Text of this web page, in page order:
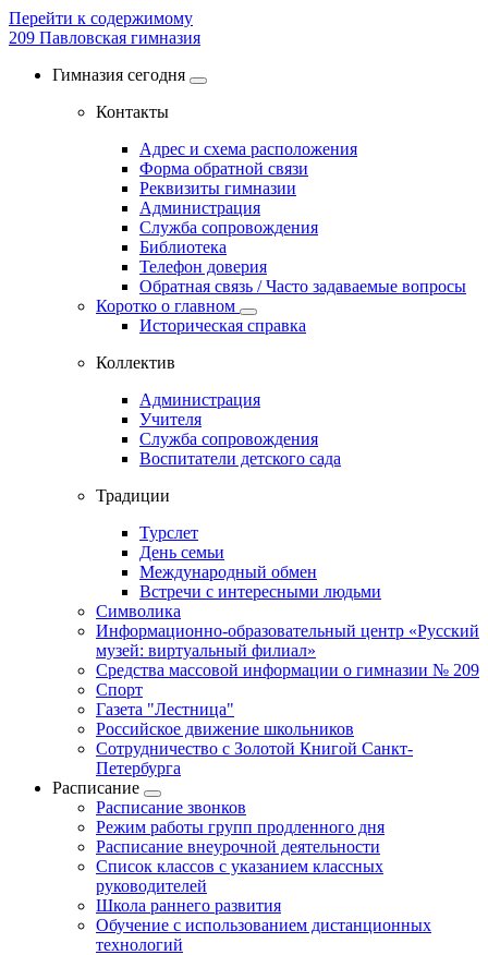
Перейти к содержимому
209 Павловская гимназия
Гимназия сегодня
Контакты
Адрес и схема расположения
Форма обратной связи
Реквизиты гимназии
Администрация
Служба сопровождения
Библиотека
Телефон доверия
Обратная связь / Часто задаваемые вопросы
Коротко о главном
Историческая справка
Коллектив
Администрация
Учителя
Служба сопровождения
Воспитатели детского сада
Традиции
Турслет
День семьи
Международный обмен
Встречи с интересными людьми
Символика
Информационно-образовательный центр «Русский
музей: виртуальный филиал»
Средства массовой информации о гимназии № 209
Спорт
Газета "Лестница"
Российское движение школьников
Сотрудничество с Золотой Книгой Санкт-
Петербурга
Расписание
Расписание звонков
Режим работы групп продленного дня
Расписание внеурочной деятельности
Список классов с указанием классных
руководителей
Школа раннего развития
Обучение с использованием дистанционных
технологий